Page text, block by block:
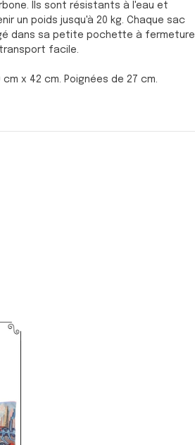
Ils sont résistants à l'eau et
un poids jusqu'à 20 kg. Chaque sac
dans sa petite pochette à fermeture
facile.
cm x 42 cm. Poignées de 27 cm.